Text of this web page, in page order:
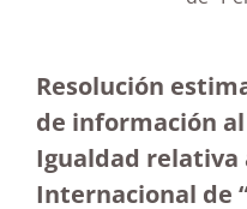
Resolución
de información
Igualdad relativa
Internacional de